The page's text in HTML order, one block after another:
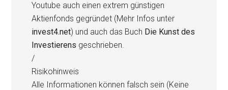
Youtube auch einen extrem günstigen
Aktienfonds gegründet (Mehr Infos unter
invest4.net) und auch das Buch Die Kunst des
Investierens geschrieben.
/
Risikohinweis
Alle Informationen können falsch sein (Keine